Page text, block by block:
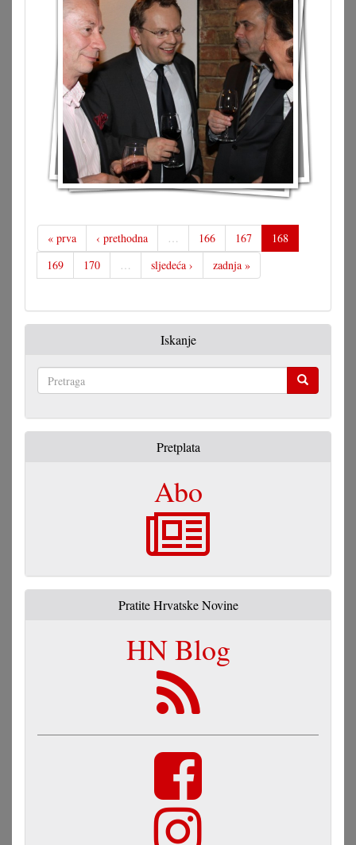
« prva ‹ prethodna … 166 167
168
169
170 … sljedeća › zadnja »
Iskanje
Pretplata
Abo
Pratite Hrvatske Novine
HN Blog